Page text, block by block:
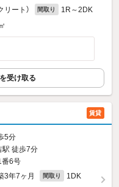
リート） 間取り 1R～2DK
受け取る
賃貸
5分
駅 徒歩7分
番6号
3年7ヶ月 間取り 1DK